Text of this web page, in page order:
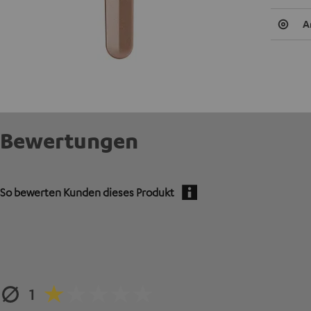
Bewertungen
So bewerten Kunden dieses Produkt
1